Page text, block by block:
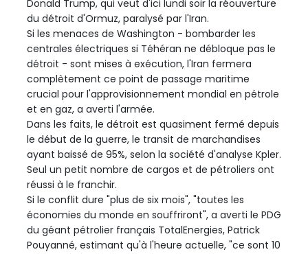
Donald Trump, qui veut d'ici lundi soir la réouverture
du détroit d'Ormuz, paralysé par l'Iran.
Si les menaces de Washington - bombarder les
centrales électriques si Téhéran ne débloque pas le
détroit - sont mises à exécution, l'Iran fermera
complètement ce point de passage maritime
crucial pour l'approvisionnement mondial en pétrole
et en gaz, a averti l'armée.
Dans les faits, le détroit est quasiment fermé depuis
le début de la guerre, le transit de marchandises
ayant baissé de 95%, selon la société d'analyse Kpler.
Seul un petit nombre de cargos et de pétroliers ont
réussi à le franchir.
Si le conflit dure "plus de six mois", "toutes les
économies du monde en souffriront", a averti le PDG
du géant pétrolier français TotalEnergies, Patrick
Pouyanné, estimant qu'à l'heure actuelle, "ce sont 10